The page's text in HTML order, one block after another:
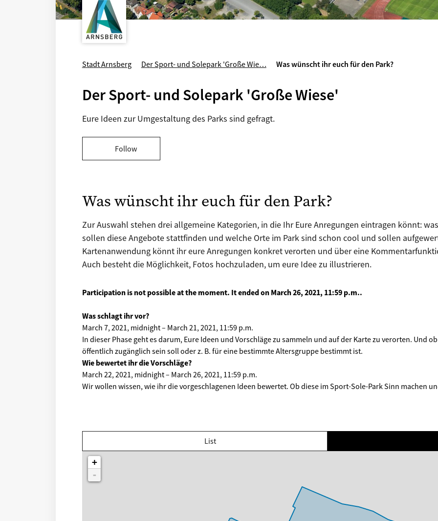
Stadt Arnsberg Der Sport- und Solepark 'Große Wie… Was wünscht ihr euch für den Park?
Der Sport- und Solepark 'Große Wiese'
Eure Ideen zur Umgestaltung des Parks sind gefragt.
Follow
Was wünscht ihr euch für den Park?
Zur Auswahl stehen drei allgemeine Kategorien, in die Ihr Eure Anregungen eintragen könnt:
sollen diese Angebote stattfinden und welche Orte im Park sind schon cool und sollen
Kartenanwendung könnt ihr eure Anregungen konkret verorten und über eine
Auch besteht die Möglichkeit, Fotos hochzuladen, um eure Idee zu illustrieren.
Participation is not possible at the moment. It ended on March 26, 2021, 11:59 p.m..
Was schlagt ihr vor?
March 7, 2021, midnight– March 21, 2021, 11:59 p.m.
In dieser Phase geht es darum, Eure Ideen und Vorschläge zu sammeln und auf der Karte zu verorten. Und
öffentlich zugänglich sein soll oder z. B. für eine bestimmte Altersgruppe bestimmt ist.
Wie bewertet ihr die Vorschläge?
March 22, 2021, midnight– March 26, 2021, 11:59 p.m.
Wir wollen wissen, wie ihr die vorgeschlagenen Ideen bewertet. Ob diese im Sport-Sole-Park Sinn machen
List
+
-